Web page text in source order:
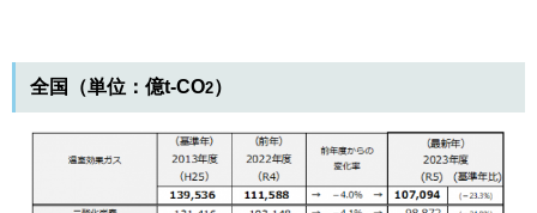
全国（単位：億t-CO2）